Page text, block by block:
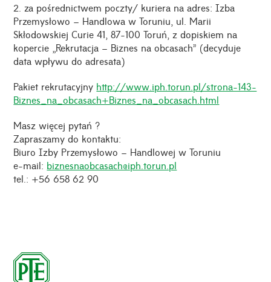
2. za pośrednictwem poczty/ kuriera na adres: Izba
Przemysłowo – Handlowa w Toruniu, ul. Marii
Skłodowskiej Curie 41, 87-100 Toruń, z dopiskiem na
kopercie „Rekrutacja – Biznes na obcasach” (decyduje
data wpływu do adresata)
Pakiet rekrutacyjny http://www.iph.torun.pl/strona-143-
Biznes_na_obcasach+Biznes_na_obcasach.html
Masz więcej pytań ?
Zapraszamy do kontaktu:
Biuro Izby Przemysłowo – Handlowej w Toruniu
e-mail: biznesnaobcasach@iph.torun.pl
tel.: +56 658 62 90